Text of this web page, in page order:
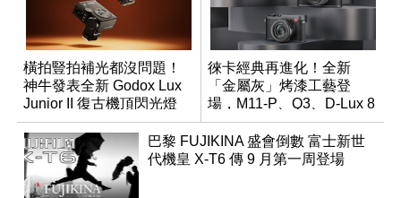
橫拍豎拍補光都沒問題！
神牛發表全新 Godox Lux
Junior II 復古機頂閃光燈
徠卡經典再進化！全新
「金屬灰」烤漆工藝登
場，M11-P、Q3、D-Lux 8
領銜換裝
巴黎 FUJIKINA 盛會倒數 富士新世
代機皇 X-T6 傳 9 月第一周登場